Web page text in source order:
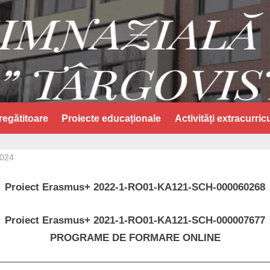
Proiecte educaționale Activități
Proiect Erasmus+ 2022-1-RO01-KA121-SCH-000060268
Proiect Erasmus+ 2021-1-RO01-KA121-SCH-000007677
PROGRAME DE FORMARE ONLINE